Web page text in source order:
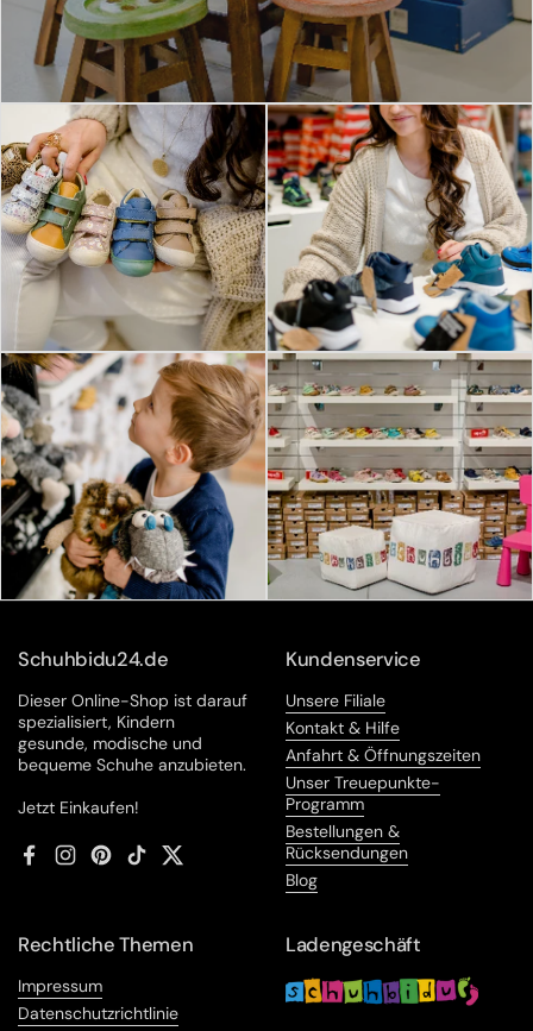
Schuhbidu24.de
Dieser Online-Shop ist darauf
spezialisiert, Kindern
gesunde, modische und
bequeme Schuhe anzubieten.
Jetzt Einkaufen!
FacebookInstagram
Pinterest
TikTokTwitter
Kundenservice
Unsere Filiale
Kontakt & Hilfe
Anfahrt & Öffnungszeiten
Unser Treuepunkte-
Programm
Bestellungen &
Rücksendungen
Blog
Rechtliche Themen
Impressum
Datenschutzrichtlinie
Ladengeschäft